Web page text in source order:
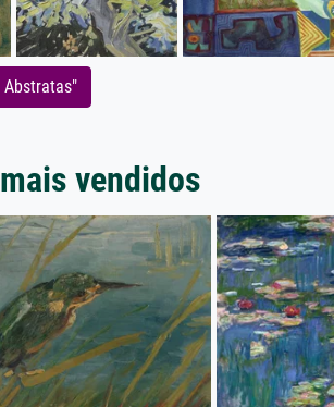
vendidos